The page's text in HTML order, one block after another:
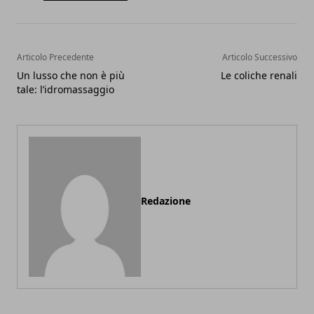
Articolo Precedente
Un lusso che non è più
tale: l’idromassaggio
Articolo Successivo
Le coliche renali
Redazione